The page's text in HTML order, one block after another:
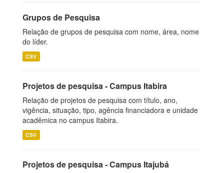
Grupos de Pesquisa
Relação de grupos de pesquisa com nome, área, nome
do líder.
CSV
Projetos de pesquisa - Campus Itabira
Relação de projetos de pesquisa com título, ano,
vigência, situação, tipo, agência financiadora e unidade
acadêmica no campus Itabira.
CSV
Projetos de pesquisa - Campus Itajubá